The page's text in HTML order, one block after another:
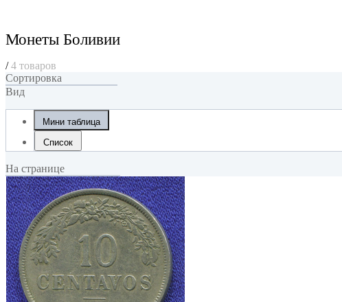
Монеты Боливии
/ 4 товаров
Сортировка
Вид
Мини таблица
Список
На странице